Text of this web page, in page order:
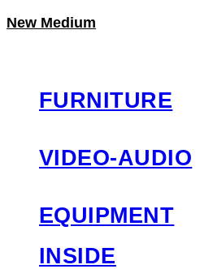
New Medium
FURNITURE
VIDEO-AUDIO
EQUIPMENT
INSIDE